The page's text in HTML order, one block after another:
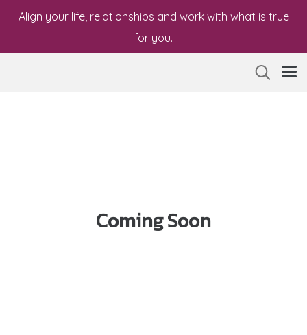
Align your life, relationships and work with what is true
for you.
Coming Soon